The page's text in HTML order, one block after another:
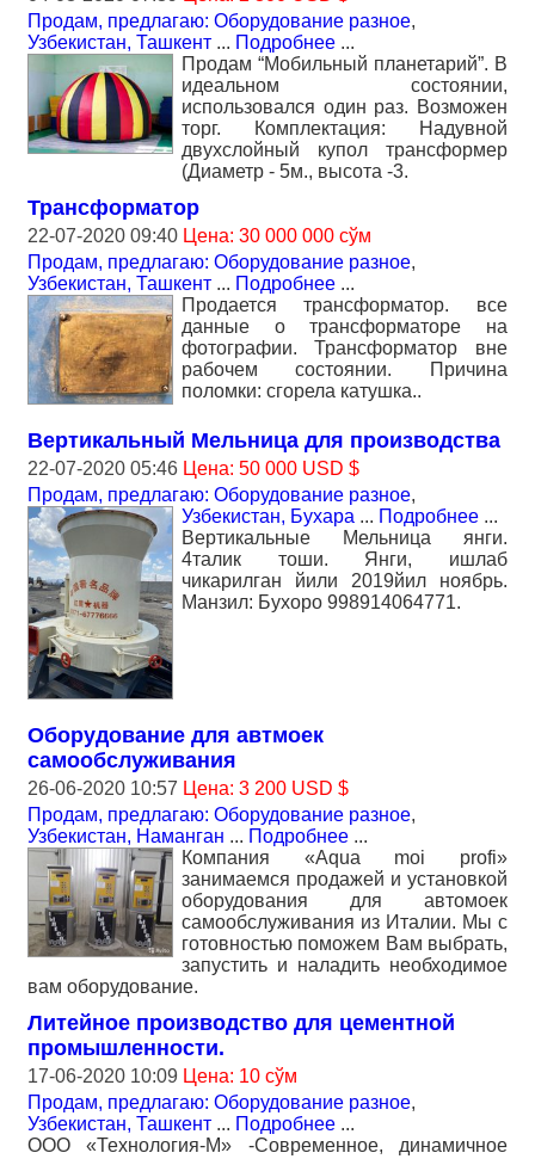
Продам, предлагаю: Оборудование разное,
Узбекистан, Ташкент ... Подробнее ...
Продам “Мобильный планетарий”. В
идеальном состоянии,
использовался один раз. Возможен
торг. Комплектация: Надувной
двухслойный купол трансформер
(Диаметр - 5м., высота -3.
Трансформатор
22-07-2020 09:40 Цена: 30 000 000 сўм
Продам, предлагаю: Оборудование разное,
Узбекистан, Ташкент ... Подробнее ...
Продается трансформатор. все
данные о трансформаторе на
фотографии. Трансформатор вне
рабочем состоянии. Причина
поломки: сгорела катушка..
Вертикальный Мельница для производства
22-07-2020 05:46 Цена: 50 000 USD $
Продам, предлагаю: Оборудование разное,
Узбекистан, Бухара ... Подробнее ...
Вертикальные Мельница янги.
4талик тоши. Янги, ишлаб
чикарилган йили 2019йил ноябрь.
Манзил: Бухоро 998914064771.
Оборудование для автмоек
самообслуживания
26-06-2020 10:57 Цена: 3 200 USD $
Продам, предлагаю: Оборудование разное,
Узбекистан, Наманган ... Подробнее ...
Компания «Aqua moi profi»
занимаемся продажей и установкой
оборудования для автомоек
самообслуживания из Италии. Мы с
готовностью поможем Вам выбрать,
запустить и наладить необходимое
вам оборудование.
Литейное производство для цементной
промышленности.
17-06-2020 10:09 Цена: 10 сўм
Продам, предлагаю: Оборудование разное,
Узбекистан, Ташкент ... Подробнее ...
ООО «Технология-М» -Современное, динамичное